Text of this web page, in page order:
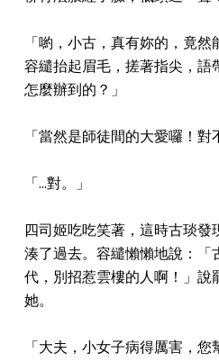
「喲，小古，真有妳的，竟然
容繾抬起眉毛，搓著指尖，語
怎麼辦到的？」
「當然是師徒間的大愛囉！對
「...對。」
四司姬吃吃笑著，這時古琰
湊了過去。容繾懶懶地說：「
代，別招惹雲樓的人啊！」說
她。
「大夫，小女子病得厲害，